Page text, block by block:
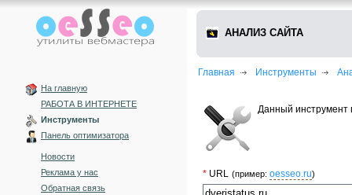
На главную
РАБОТА В ИНТЕРНЕТЕ
Инструменты
Панель оптимизатора
Новости
Реклама у нас
Обратная связь
АНАЛИЗ САЙТА
Главная Инструменты
Данный инструмент
* URL (пример: oesseo.ru)